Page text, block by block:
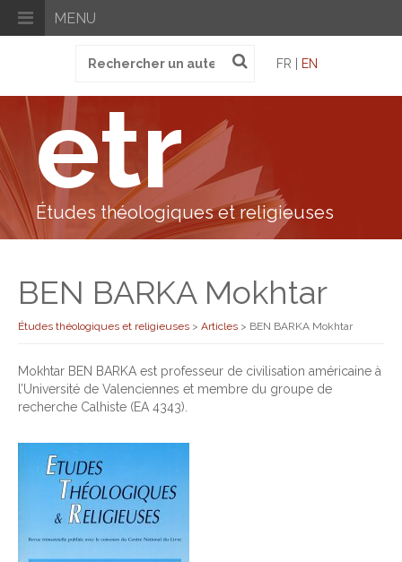
MENU
pour
FR | EN
etr
Études théologiques et religieuses
BEN BARKA Mokhtar
Études théologiques et religieuses > Articles > BEN BARKA Mokhtar
Mokhtar BEN BARKA est professeur de civilisation américaine à
l’Université de Valenciennes et membre du groupe de
recherche Calhiste (EA 4343).